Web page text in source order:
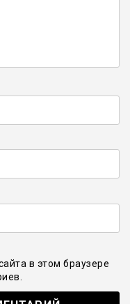
в этом браузере